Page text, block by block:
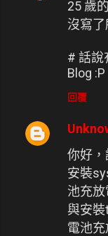
25 歲
沒寫
# 話說
Blog :P
回覆
你好，
安裝
池充放
與安
電池充